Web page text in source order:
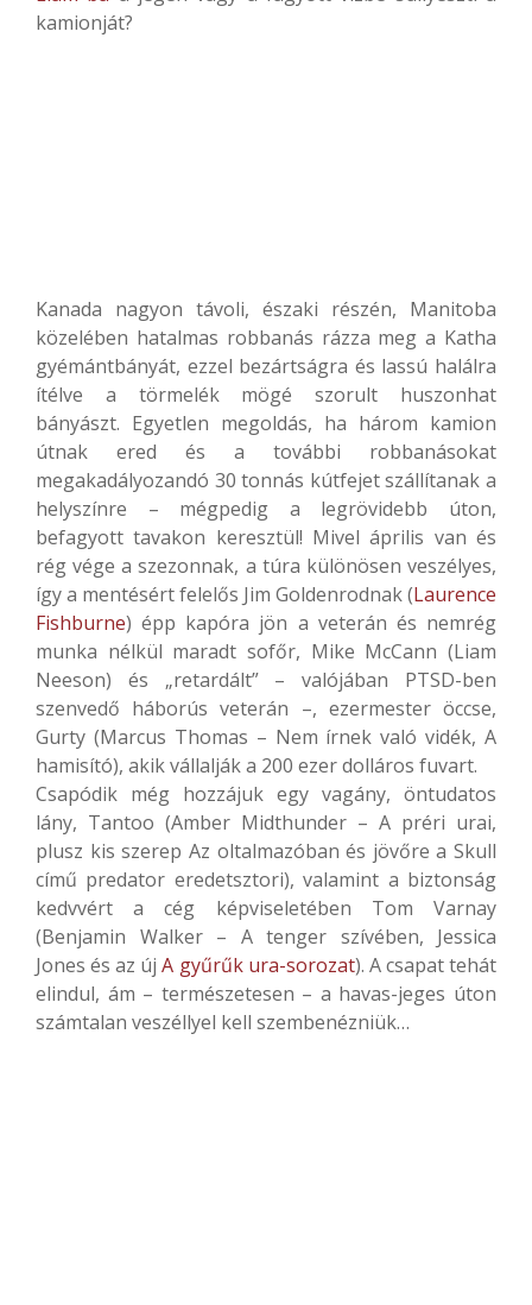
kamionját?
Kanada nagyon távoli, északi részén, Manitoba
közelében hatalmas robbanás rázza meg a Katha
gyémántbányát, ezzel bezártságra és lassú halálra
ítélve a törmelék mögé szorult huszonhat
bányászt. Egyetlen megoldás, ha három kamion
útnak ered és a további robbanásokat
megakadályozandó 30 tonnás kútfejet szállítanak a
helyszínre – mégpedig a legrövidebb úton,
befagyott tavakon keresztül! Mivel április van és
rég vége a szezonnak, a túra különösen veszélyes,
így a mentésért felelős Jim Goldenrodnak (Laurence
Fishburne) épp kapóra jön a veterán és nemrég
munka nélkül maradt sofőr, Mike McCann (Liam
Neeson) és „retardált” – valójában PTSD-ben
szenvedő háborús veterán –, ezermester öccse,
Gurty (Marcus Thomas – Nem írnek való vidék, A
hamisító), akik vállalják a 200 ezer dolláros fuvart.
Csapódik még hozzájuk egy vagány, öntudatos
lány, Tantoo (Amber Midthunder – A préri urai,
plusz kis szerep Az oltalmazóban és jövőre a Skull
című predator eredetsztori), valamint a biztonság
kedvvért a cég képviseletében Tom Varnay
(Benjamin Walker – A tenger szívében, Jessica
Jones és az újA gyűrűk ura-sorozat). A csapat tehát
elindul, ám – természetesen – a havas-jeges úton
számtalan veszéllyel kell szembenézniük…